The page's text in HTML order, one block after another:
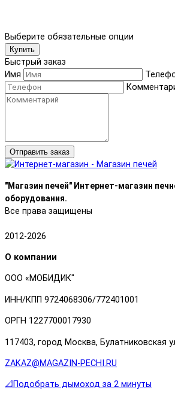
Выберите обязательные опции
Купить
Быстрый заказ
Имя
Отправить заказ
"Магазин печей" Интернет-магазин
оборудования.
Все права защищены
2012-2026
О компании
ООО «МОБИДИК"
ИНН/КПП 9724068306/772401001
ОРГН 1227700017930
117403, город Москва, Булатниковская
ZAKAZ@MAGAZIN-PECHI.RU
📐Подобрать дымоход за 2 минуты